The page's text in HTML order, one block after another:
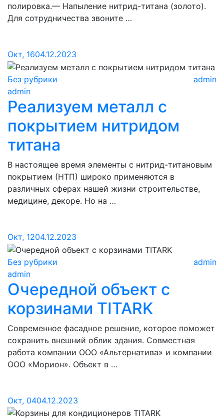
полировка.— Напыление нитрид-титана (золото).
Для сотрудничества звоните …
Окт, 1604.12.2023
Без рубрики
admin
admin
Реализуем металл с
покрытием нитридом
титана
В настоящее время элементы с нитрид-титановым
покрытием (НТП) широко применяются в
различных сферах нашей жизни строительстве,
медицине, декоре. Но на …
Окт, 1204.12.2023
Без рубрики
admin
admin
Очередной объект с
корзинами TITARK
Современное фасадное решение, которое поможет
сохранить внешний облик здания. Совместная
работа компании ООО «Альтернатива» и компании
ООО «Морион». Объект в …
Окт, 0404.12.2023